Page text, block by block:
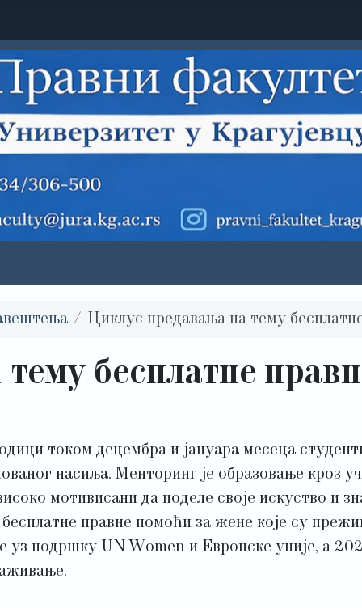
Циклус предавања на тему
бесплатне
током децембра и јануара месеца
насиља. Менторинг је образовање кроз
мотивисани да поделе своје искуство и
правне помоћи за жене које су
подршку UN Wоmen и Европске уније, а